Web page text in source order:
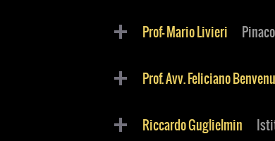
Prof- Mario Livieri
Prof. Avv. Feliciano
Riccardo Guglielmin